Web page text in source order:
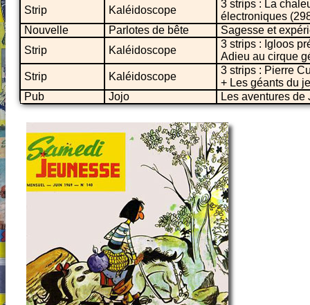
Strip Kaléidoscope
3 strips : La
électroniques
Nouvelle
Parlotes de bête
Sagesse et
Strip
Kaléidoscope
3 strips : Igloos
Adieu au cirque
Strip
Kaléidoscope
3 strips : Pierre
+ Les géants du
Pub
Jojo Les aventures